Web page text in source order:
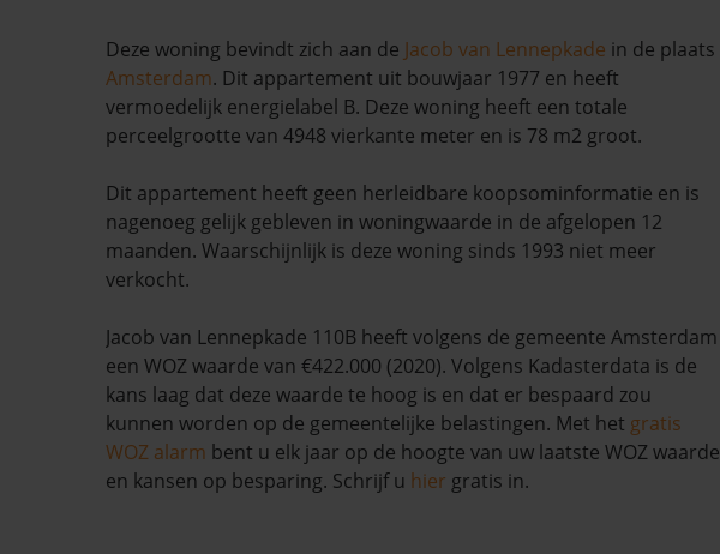
Deze woning bevindt zich aan de Jacob van Lennepkade in de plaats
Amsterdam. Dit appartement uit bouwjaar 1977 en heeft
vermoedelijk energielabel B. Deze woning heeft een totale
perceelgrootte van 4948 vierkante meter en is 78 m2 groot.
Dit appartement heeft geen herleidbare koopsominformatie en is
nagenoeg gelijk gebleven in woningwaarde in de afgelopen 12
maanden. Waarschijnlijk is deze woning sinds 1993 niet meer
verkocht.
Jacob van Lennepkade 110B heeft volgens de gemeente Amsterdam
een WOZ waarde van €422.000 (2020). Volgens Kadasterdata is de
kans laag dat deze waarde te hoog is en dat er bespaard zou
kunnen worden op de gemeentelijke belastingen. Met het gratis
WOZ alarm bent u elk jaar op de hoogte van uw laatste WOZ waarde
en kansen op besparing. Schrijf u hier gratis in.